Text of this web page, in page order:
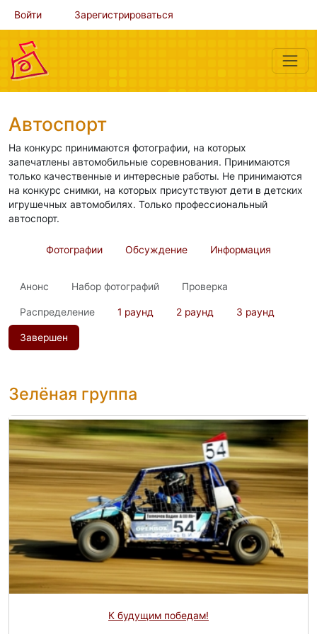
Войти Зарегистрироваться
Автоспорт
На конкурс принимаются фотографии, на которых
запечатлены автомобильные соревнования. Принимаются
только качественные и интересные работы. Не принимаются
на конкурс снимки, на которых присутствуют дети в детских
игрушечных автомобилях. Только профессиональный
автоспорт.
Фотографии Обсуждение Информация
Анонс Набор фотографий Проверка
Распределение 1 раунд 2 раунд 3 раунд
Завершен
Зелёная группа
К будущим победам!